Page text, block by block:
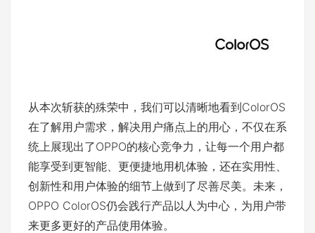
从本次斩获的殊荣中，我们可以清晰地看到ColorOS
在了解用户需求，解决用户痛点上的用心，不仅在系
统上展现出了OPPO的核心竞争力，让每一个用户都
能享受到更智能、更便捷地用机体验，还在实用性、
创新性和用户体验的细节上做到了尽善尽美。未来，
OPPO ColorOS仍会践行产品以人为中心，为用户带
来更多更好的产品使用体验。